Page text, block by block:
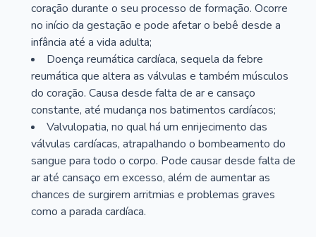
coração durante o seu processo de formação. Ocorre
no início da gestação e pode afetar o bebê desde a
infância até a vida adulta;
Doença reumática cardíaca, sequela da febre
reumática que altera as válvulas e também músculos
do coração. Causa desde falta de ar e cansaço
constante, até mudança nos batimentos cardíacos;
Valvulopatia, no qual há um enrijecimento das
válvulas cardíacas, atrapalhando o bombeamento do
sangue para todo o corpo. Pode causar desde falta de
ar até cansaço em excesso, além de aumentar as
chances de surgirem arritmias e problemas graves
como a parada cardíaca.